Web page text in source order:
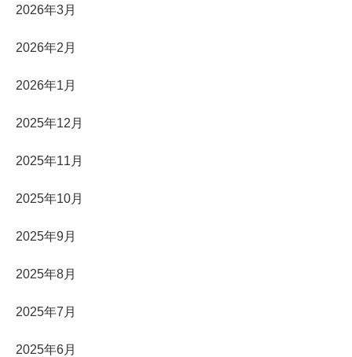
2026年3月
2026年2月
2026年1月
2025年12月
2025年11月
2025年10月
2025年9月
2025年8月
2025年7月
2025年6月